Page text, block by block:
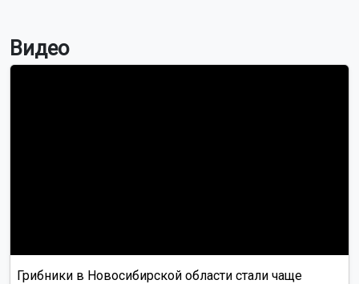
Видео
Грибники в Новосибирской области стали чаще